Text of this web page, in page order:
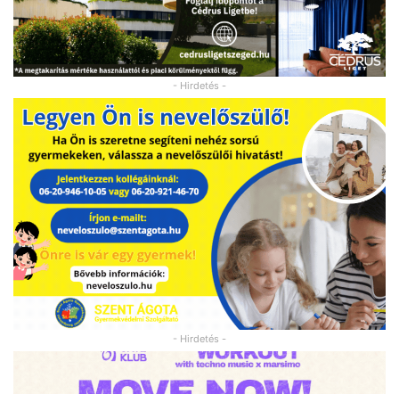
- Hirdetés -
- Hirdetés -